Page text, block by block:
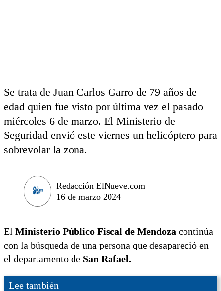
Se trata de Juan Carlos Garro de 79 años de
edad quien fue visto por última vez el pasado
miércoles 6 de marzo. El Ministerio de
Seguridad envió este viernes un helicóptero para
sobrevolar la zona.
Redacción ElNueve.com
16 de marzo 2024
El Ministerio Público Fiscal de Mendoza continúa
con la búsqueda de una persona que desapareció en
el departamento de San Rafael.
Lee también